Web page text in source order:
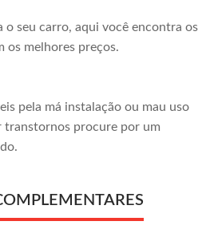
o seu carro, aqui você encontra os
os melhores preços.
pela má instalação ou mau uso
procure por um